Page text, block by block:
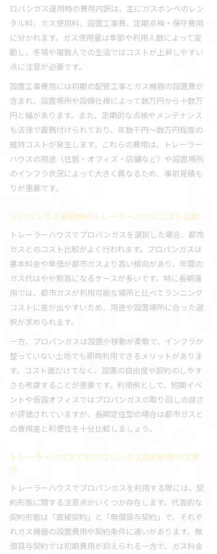
ロパンガス運用時の費用内訳は、主にガスボンベのレン
タル料、ガス使用料、設置工事費、定期点検・保守費用
に分かれます。ガス使用量は季節や利用人数によって変
動し、冬場や複数人での生活ではコストが上昇しやすい
点に注意が必要です。
設置工事費用には初期の配管工事とガス機器の設置費が
含まれ、設置場所や設備仕様によって数万円から十数万
円と幅があります。また、定期的な点検やメンテナンス
も法律で義務付けられており、年数千円～数万円程度の
維持コストが発生します。これらの費用は、トレーラー
ハウスの用途（住居・オフィス・店舗など）や設置場所
のインフラ状況によって大きく異なるため、事前見積も
りが重要です。
プロパンガス選択時のトレーラーハウスコスト比較
トレーラーハウスでプロパンガスを選択した場合、都市
ガスとのコスト比較がよく行われます。プロパンガスは
基本料金や単価が都市ガスより高い傾向があり、年間の
ガス代はやや割高になるケースが多いです。特に長期運
用では、都市ガスが利用可能な場所と比べてランニング
コストに差が出やすいため、用途や設置場所に合った選
択が求められます。
一方、プロパンガスは設置や移動が柔軟で、インフラが
整っていない土地でも即時利用できるメリットがありま
す。コスト面だけでなく、設置の自由度や契約のしやす
さも考慮することが重要です。利用例として、短期イベ
ントや仮設オフィスではプロパンガスの取り回しの良さ
が評価されていますが、長期定住型の場合は都市ガスと
の費用差と利便性を十分比較しましょう。
トレーラーハウスでのプロパンガス契約形態の注意
点
トレーラーハウスでプロパンガスを利用する際には、契
約形態に関する注意点がいくつか存在します。代表的な
契約形態は「直接契約」と「無償貸与契約」で、それぞ
れガス機器の設置費用や契約条件に違いがあります。無
償貸与契約では初期費用が抑えられる一方で、ガス料金